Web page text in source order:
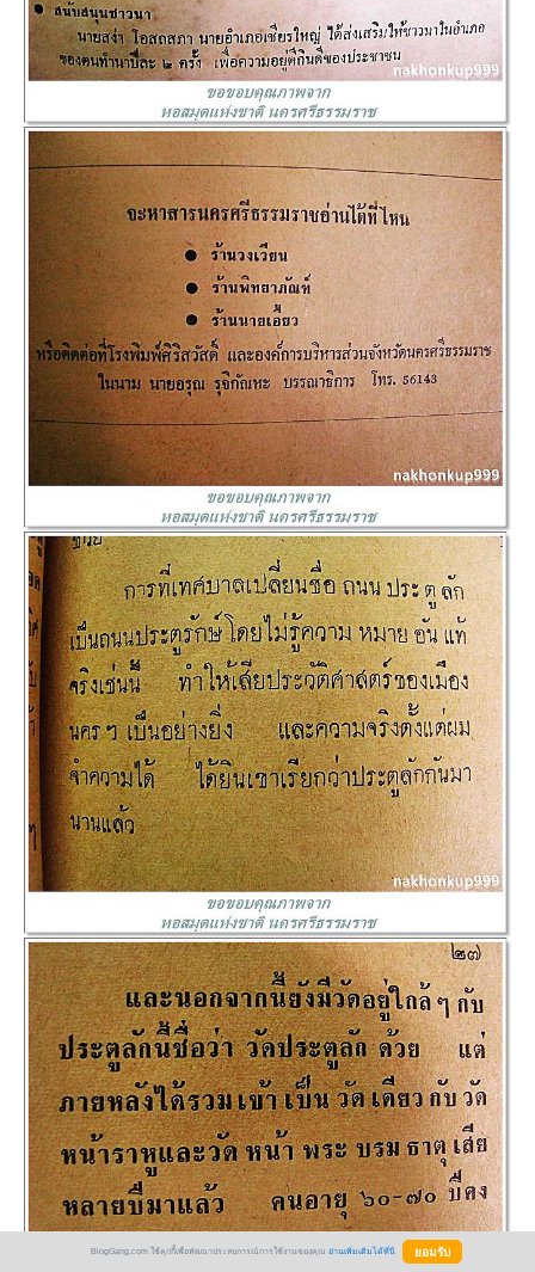
BlogGang.com ใช้คุกกี้เพื่อพัฒนาประสบการณ์การใช้งานของคุณ อ่านเพิ่มเติมได้ที่นี่